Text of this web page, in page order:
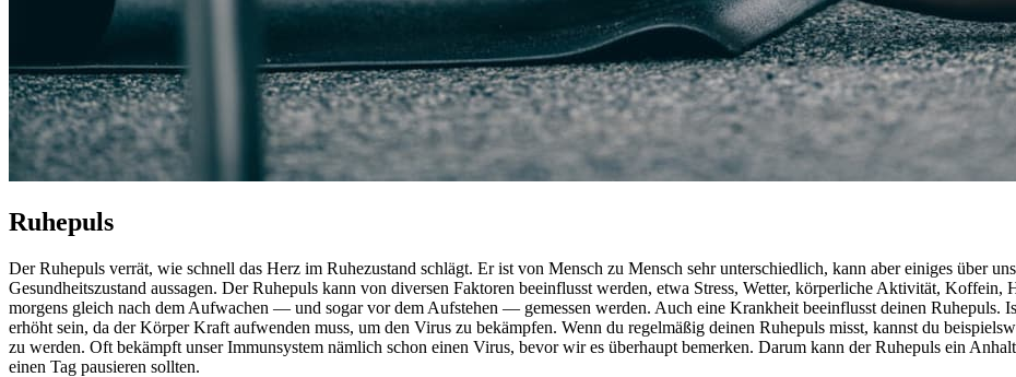
Ruhepuls
Der Ruhepuls verrät, wie schnell das Herz im Ruhezustand schlägt. Er ist von Mensch zu Mensch sehr unterschiedlich, kann aber einiges über
Gesundheitszustand aussagen. Der Ruhepuls kann von diversen Faktoren beeinflusst werden, etwa Stress, Wetter, körperliche Aktivität, Koffein,
morgens gleich nach dem Aufwachen — und sogar vor dem Aufstehen — gemessen werden. Auch eine Krankheit beeinflusst deinen Ruhepuls.
erhöht sein, da der Körper Kraft aufwenden muss, um den Virus zu bekämpfen. Wenn du regelmäßig deinen Ruhepuls misst, kannst du
zu werden. Oft bekämpft unser Immunsystem nämlich schon einen Virus, bevor wir es überhaupt bemerken. Darum kann der Ruhepuls ein
einen Tag pausieren sollten.